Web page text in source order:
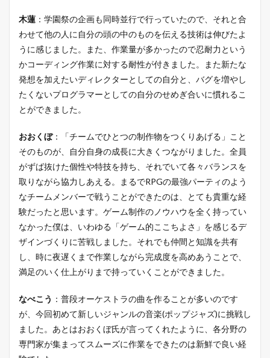
木蓮 ：学園祭の企画も同時並行で行っていたので、それと合
わせて他の人に自分の頭の中のものを伝える技術は伸びたよ
うに感じました。また、作業量が多かったので忍耐力という
かコーディング作業に対する耐性が付きました。また新たな
発想を加えたいディレクターとしての自分と、バグを増やし
たくないプログラマーとしての自分のせめぎ合いに慣れるこ
とができました。
おおくぼ：「チームでひとつの制作物をつくりあげる」こと
そのものが、自分自身の成長に大きくつながりました。全員
がずば抜けた個性や特技を持ち、それでいて各々バランスを
取りながら協力しあえる。まるでRPGの最強パーティのよう
なチームメンバーで戦うことができたのは、とても貴重な経
験だったと思います。ゲーム制作のノウハウを全く持ってい
なかった僕は、いわゆる「ゲーム的ここちよさ」を感じるデ
ザインづくりに苦戦しました。それでも仲間と知識を共有
し、時に夜遅くまで作業しながら完成度を高めあうことで、
満足のいく仕上がりまで持っていくことができました。
なべこう ：普段オーケストラの曲を作ることが多いのです
が、今回初めて新しいジャンルの音楽(ポップジャズ)に挑戦し
ました。あとはおおくぼ氏が言ってくれたように、各分野の
専門家が集まってスムーズに作業をできたのは新鮮で良い経